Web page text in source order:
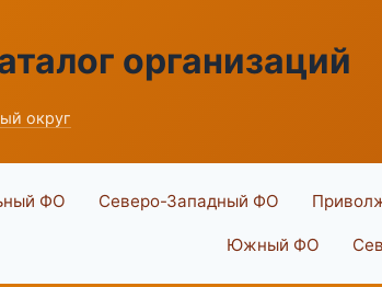
организаций
округ
ФО Северо-Западный ФО
Южный ФО